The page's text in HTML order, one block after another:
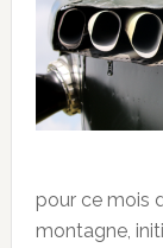
pour ce mois
montagne,